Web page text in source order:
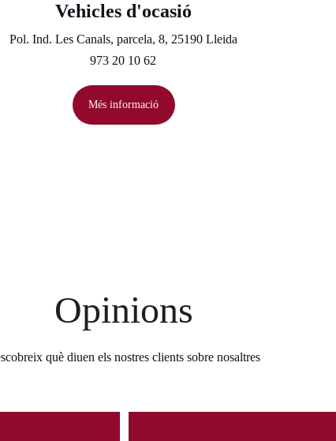
Vehicles d'ocasió
Pol. Ind. Les Canals, parcela, 8, 25190 Lleida
973 20 10 62
Més informació
Opinions
què diuen els nostres clients sobre nosaltres